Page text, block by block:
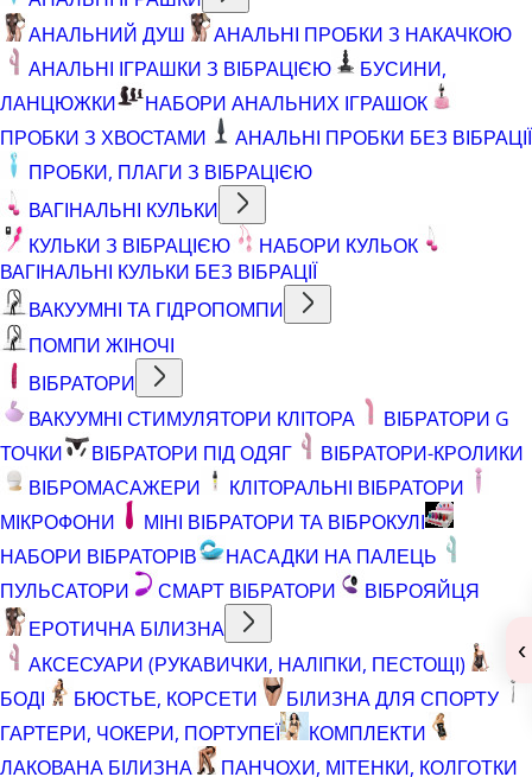
АНАЛЬНИЙ ДУШ
АНАЛЬНІ ПРОБКИ З НАКАЧКОЮ
АНАЛЬНІ ІГРАШКИ З ВІБРАЦІЄЮ
БУСИНИ,
ЛАНЦЮЖКИ
НАБОРИ АНАЛЬНИХ ІГРАШОК
ПРОБКИ З ХВОСТАМИ
АНАЛЬНІ ПРОБКИ БЕЗ ВІБРАЦІЇ
ПРОБКИ, ПЛАГИ З ВІБРАЦІЄЮ
ВАГІНАЛЬНІ КУЛЬКИ
КУЛЬКИ З ВІБРАЦІЄЮ
НАБОРИ КУЛЬОК
ВАГІНАЛЬНІ КУЛЬКИ БЕЗ ВІБРАЦІЇ
ВАКУУМНІ ТА ГІДРОПОМПИ
ПОМПИ ЖІНОЧІ
ВІБРАТОРИ
ВАКУУМНІ СТИМУЛЯТОРИ КЛІТОРА
ВІБРАТОРИ G
ТОЧКИ
ВІБРАТОРИ ПІД ОДЯГ
ВІБРАТОРИ-КРОЛИКИ
ВІБРОМАСАЖЕРИ
КЛІТОРАЛЬНІ ВІБРАТОРИ
МІКРОФОНИ
МІНІ ВІБРАТОРИ ТА ВІБРОКУЛІ
НАБОРИ ВІБРАТОРІВ
НАСАДКИ НА ПАЛЕЦЬ
ПУЛЬСАТОРИ
СМАРТ ВІБРАТОРИ
ВІБРОЯЙЦЯ
ЕРОТИЧНА БІЛИЗНА
АКСЕСУАРИ (РУКАВИЧКИ, НАЛІПКИ, ПЕСТОЩІ)
БОДІ
БЮСТЬЕ, КОРСЕТИ
БІЛИЗНА ДЛЯ СПОРТУ
ГАРТЕРИ, ЧОКЕРИ, ПОРТУПЕЇ
КОМПЛЕКТИ
ЛАКОВАНА БІЛИЗНА
ПАНЧОХИ, МІТЕНКИ, КОЛГОТКИ
‹